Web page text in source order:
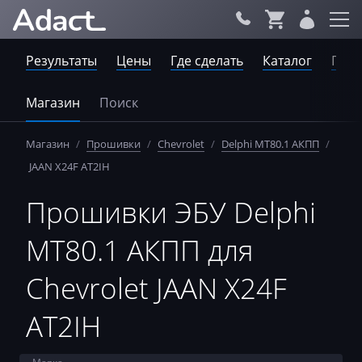
Результаты Цены Где сделать Каталог
Магазин Поиск
Магазин / Прошивки / Chevrolet / Delphi MT80.1 АКПП /
JAAN X24F AT2IH
Прошивки ЭБУ Delphi
MT80.1 АКПП для
Chevrolet JAAN X24F
AT2IH